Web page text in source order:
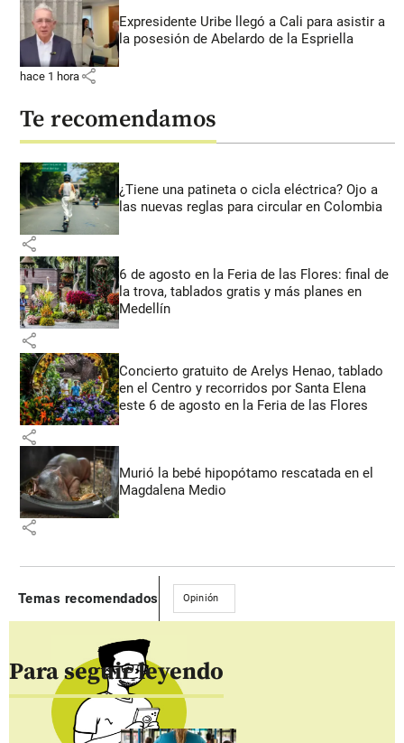
Expresidente Uribe llegó a Cali para asistir a
la posesión de Abelardo de la Espriella
hace 1 hora share
Te recomendamos
¿Tiene una patineta o cicla eléctrica? Ojo a
las nuevas reglas para circular en Colombia
share
6 de agosto en la Feria de las Flores: final de
la trova, tablados gratis y más planes en
Medellín
share
Concierto gratuito de Arelys Henao, tablado
en el Centro y recorridos por Santa Elena
este 6 de agosto en la Feria de las Flores
share
Murió la bebé hipopótamo rescatada en el
Magdalena Medio
share
Temas recomendados Opinión
Para seguir leyendo